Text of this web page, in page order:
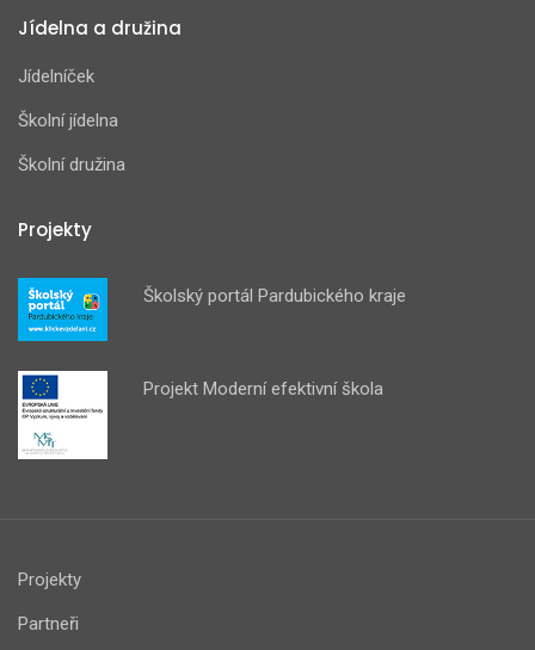
Jídelna a družina
Jídelníček
Školní jídelna
Školní družina
Projekty
Školský portál Pardubického kraje
Projekt Moderní efektivní škola
Projekty
Partneři